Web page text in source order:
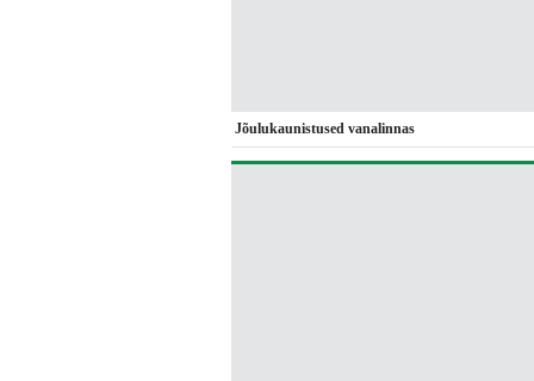
Jõulukaunistused vanalinnas